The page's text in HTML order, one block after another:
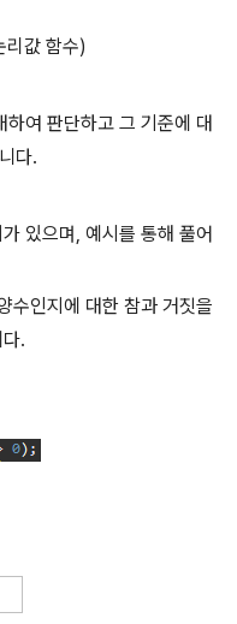
값 함수)
하여 판단하고 그 기준에 대
다.
있으며, 예시를 통해 풀어
인지에 대한 참과 거짓을
.